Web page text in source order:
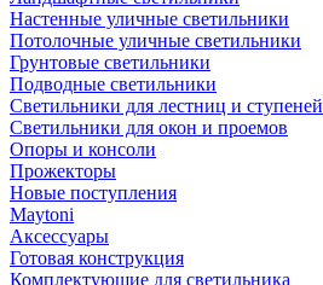
Настенные уличные светильники
Потолочные уличные светильники
Грунтовые светильники
Подводные светильники
Светильники для лестниц и ступеней
Светильники для окон и проемов
Опоры и консоли
Прожекторы
Новые поступления
Maytoni
Аксессуары
Готовая конструкция
Комплектующие для светильника